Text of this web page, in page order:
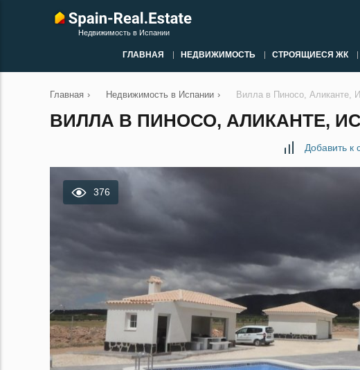
Недвижимость в Испании
ГЛАВНАЯ НЕДВИЖИМОСТЬ СТРОЯЩИЕСЯ ЖК
Главная › Недвижимость в Испании › Вилла в Пиносо, Аликанте,
ВИЛЛА В ПИНОСО, АЛИКАНТЕ,
Добавить к
376